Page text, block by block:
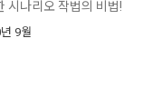
시나리오 작법의 비법!
9월